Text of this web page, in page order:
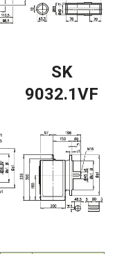
SK
9032.1VF